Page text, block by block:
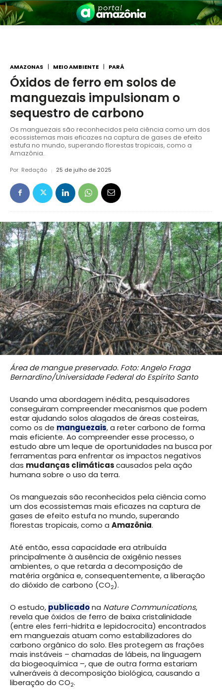
Amazônia
AMAZONAS MEIO AMBIENTE PARÁ
Óxidos de ferro em solos de
manguezais impulsionam o
sequestro de carbono
Os manguezais são reconhecidos pela ciência como um dos
ecossistemas mais eficazes na captura de gases de efeito
estufa no mundo, superando florestas tropicais, como a
Amazônia.
Por Redação 25 de julho de 2025
Área de mangue preservado. Foto: Angelo Fraga
Bernardino/Universidade Federal do Espírito Santo
Usando uma abordagem inédita, pesquisadores
conseguiram compreender mecanismos que podem
estar ajudando solos alagados de áreas costeiras,
como os de manguezais, a reter carbono de forma
mais eficiente. Ao compreender esse processo, o
estudo abre um leque de oportunidades na busca por
ferramentas para enfrentar os impactos negativos
das mudanças climáticascausados pela ação
humana sobre o uso da terra.
Os manguezais são reconhecidos pela ciência como
um dos ecossistemas mais eficazes na captura de
gases de efeito estufa no mundo, superando
florestas tropicais, como a Amazônia.
Até então, essa capacidade era atribuída
principalmente à ausência de oxigênio nesses
ambientes, o que retarda a decomposição de
matéria orgânica e, consequentemente, a liberação
do dióxido de carbono (CO2).
O estudo, publicadona Nature Communications,
revela que óxidos de ferro de baixa cristalinidade
(entre eles ferri-hidrita e lepidocrocita) encontrados
em manguezais atuam como estabilizadores do
carbono orgânico do solo. Eles protegem as frações
mais instáveis – chamadas de lábeis, na linguagem
da biogeoquímica –, que de outra forma estariam
vulneráveis à decomposição biológica, causando a
liberação do CO2.